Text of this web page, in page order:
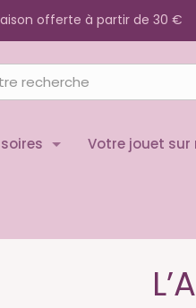
offerte à partir de 30 €
Votre jouet sur